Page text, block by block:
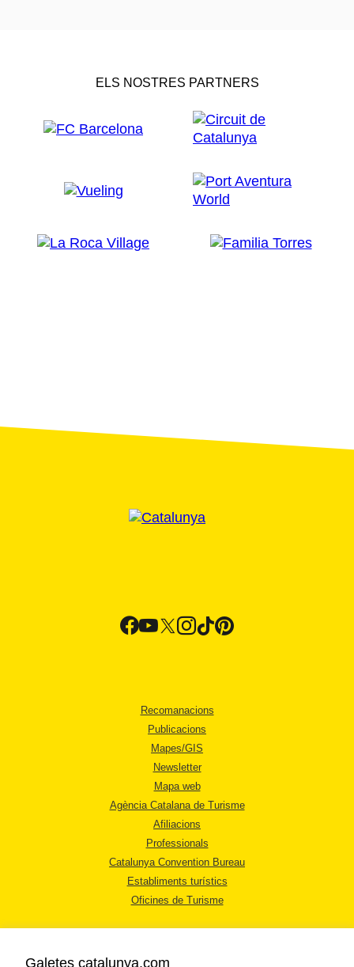
ELS NOSTRES PARTNERS
Recomanacions
Publicacions
Mapes/GIS
Newsletter
Mapa web
Agència Catalana de Turisme
Afiliacions
Professionals
Catalunya Convention Bureau
Establiments turístics
Oficines de Turisme
Galetes catalunya.com